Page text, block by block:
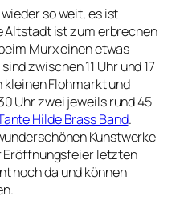
so weit, es ist
Altstadt ist zum erbrechen
Murx einen etwas
zwischen 11 Uhr und 17
kleinen Flohmarkt und
Uhr zwei jeweils rund 45
Hilde Brass Band.
Kunstwerke
Eröffnungsfeier letzten
noch da und können